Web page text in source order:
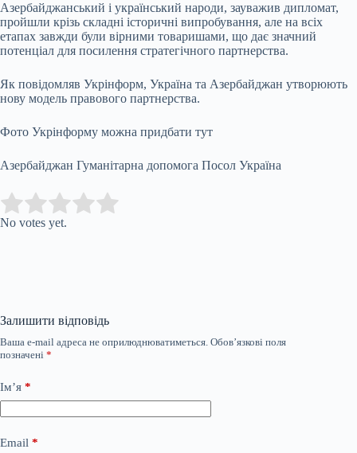
Азербайджанський і український народи, зауважив дипломат,
пройшли крізь складні історичні випробування, але на всіх
етапах завжди були вірними товаришами, що дає значний
потенціал для посилення стратегічного партнерства.
Як повідомляв Укрінформ, Україна та Азербайджан утворюють
нову модель правового партнерства.
Фото Укрінформу можна придбати тут
Азербайджан Гуманітарна допомога Посол Україна
Rate this item:
No votes yet.
Залишити відповідь
Ваша e-mail адреса не оприлюднюватиметься. Обов’язкові поля
позначені *
Ім’я *
Email *